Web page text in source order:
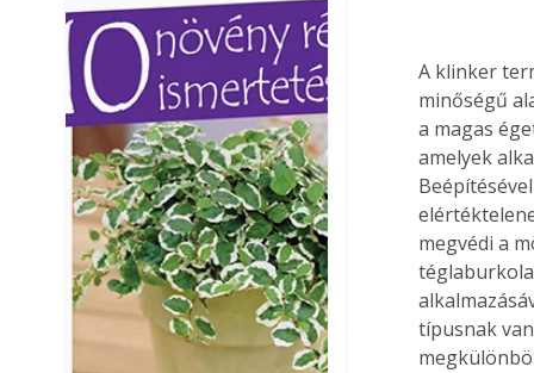
A klinker
minőségű
a magas
amelyek
megvédi a
típusnak